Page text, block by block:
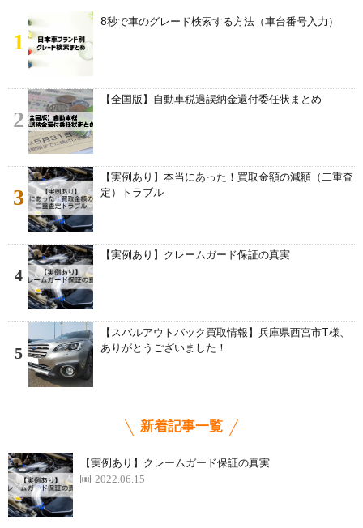
1
8秒で車のグレード検索する方法（車台番号入力）
2
【全国版】自動車税過誤納金還付委任状まとめ
3
【実例あり】本当にあった！買取金額の減額（二重査
定）トラブル
4
【実例あり】クレームガード保証の真実
5
【スバルアウトバック買取情報】兵庫県西宮市T様、
ありがとうございました！
新着記事一覧
【実例あり】クレームガード保証の真実
2022.06.15